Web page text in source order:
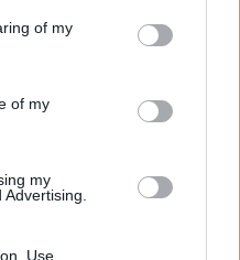
You may click to
and its third-party tags to
purposes in below Google
of my
of my
my
Use,
közösen egy új
nemcsak a
hanem egész
a scouting-
feladat, ami
az Újpest ellen